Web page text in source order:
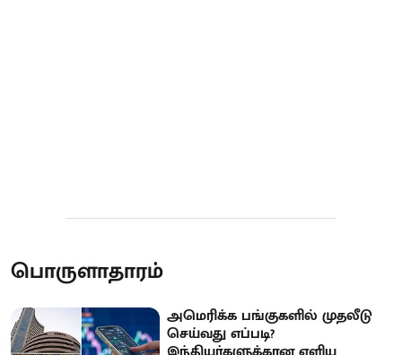
பொருளாதாரம்
அமெரிக்க பங்குகளில் முதலீடு
செய்வது எப்படி?